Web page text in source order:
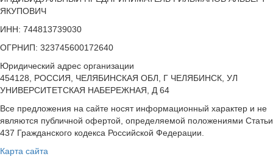
ЯКУПОВИЧ
ИНН: 744813739030
ОГРНИП: 323745600172640
Юридический адрес организации
454128, РОССИЯ, ЧЕЛЯБИНСКАЯ ОБЛ, Г ЧЕЛЯБИНСК, УЛ
УНИВЕРСИТЕТСКАЯ НАБЕРЕЖНАЯ, Д 64
Все предложения на сайте носят информационный характер и не
являются публичной офертой, определяемой положениями Статьи
437 Гражданского кодекса Российской Федерации.
Карта сайта